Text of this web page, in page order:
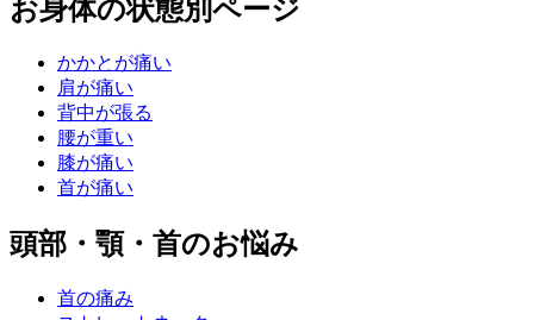
お身体の状態別ページ
かかとが痛い
肩が痛い
背中が張る
腰が重い
膝が痛い
首が痛い
頭部・顎・首のお悩み
首の痛み